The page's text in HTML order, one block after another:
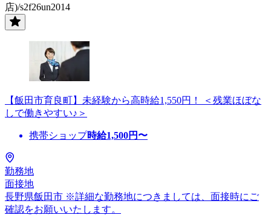
店)/s2f26un2014
【飯田市育良町】未経験から高時給1,550円！ ＜残業ほぼな
しで働きやすい♪＞
携帯ショップ時給1,500円〜
勤務地
面接地
長野県飯田市 ※詳細な勤務地につきましては、面接時にご
確認をお願いいたします。